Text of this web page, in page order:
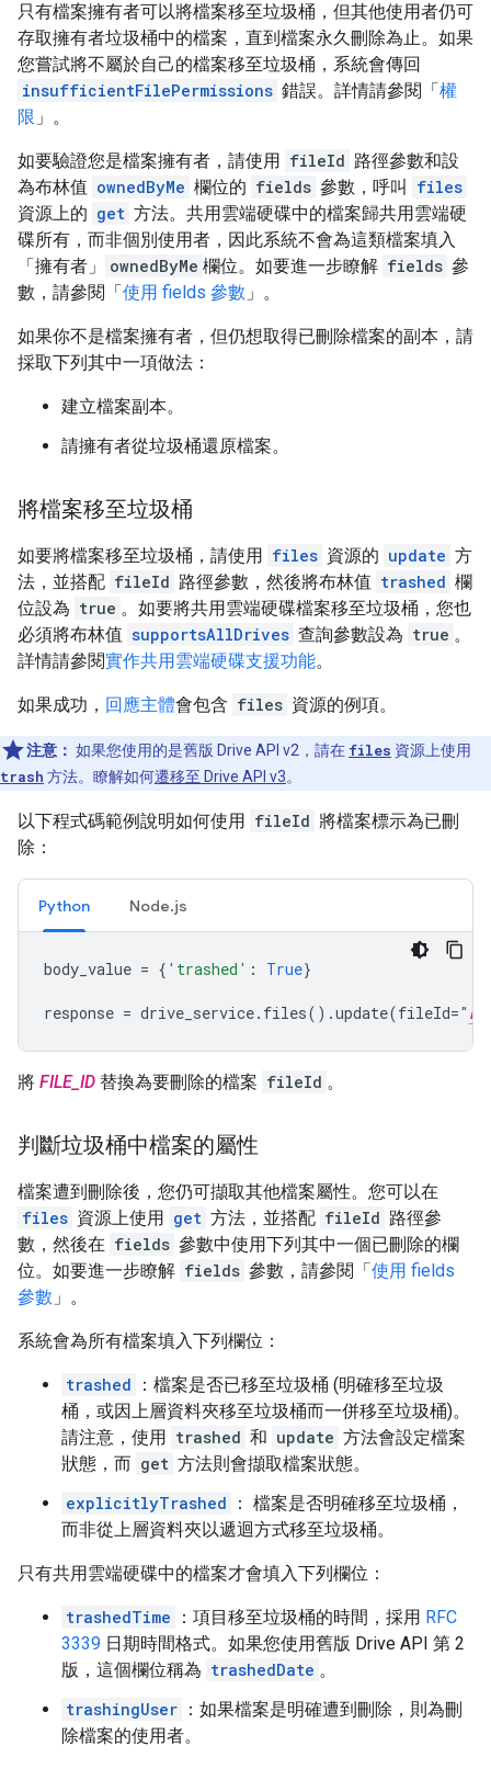
只有檔案擁有者可以將檔案移至垃圾桶，但其他使用者仍可
存取擁有者垃圾桶中的檔案，直到檔案永久刪除為止。如果
您嘗試將不屬於自己的檔案移至垃圾桶，系統會傳回
insufficientFilePermissions 錯誤。詳情請參閱「權
限 」。
如要驗證您是檔案擁有者，請使用 fileId 路徑參數和設
為布林值 ownedByMe 欄位的 fields 參數，呼叫
files
資源上的 get 方法。共用雲端硬碟中的檔案歸共用雲端硬
碟所有，而非個別使用者，因此系統不會為這類檔案填入
「擁有者」
ownedByMe 欄位。如要進一步瞭解 fields 參
數，請參閱「使用 fields 參數 」。
如果你不是檔案擁有者，但仍想取得已刪除檔案的副本，請
採取下列其中一項做法：
建立檔案副本。
請擁有者從垃圾桶還原檔案。
將檔案移至垃圾桶
如要將檔案移至垃圾桶，請使用 files 資源的 update 方
法，並搭配 fileId 路徑參數，然後將布林值 trashed 欄
位設為 true 。如要將共用雲端硬碟檔案移至垃圾桶，您也
必須將布林值 supportsAllDrives 查詢參數設為 true 。
詳情請參閱實作共用雲端硬碟支援功能。
如果成功， 回應主體會包含 files 資源的例項。
注意： 如果您使用的是舊版 Drive API v2，請在 files 資源上使用
trash 方法。瞭解如何遷移至 Drive API v3。
以下程式碼範例說明如何使用 fileId 將檔案標示為已刪
除：
Python Node.js
body_value = { 'trashed' : True}
response = drive_service. files() .update(fileId="
將 FILE_ID 替換為要刪除的檔案 fileId 。
判斷垃圾桶中檔案的屬性
檔案遭到刪除後，您仍可擷取其他檔案屬性。您可以在
files 資源上使用 get 方法，並搭配 fileId 路徑參
數，然後在 fields 參數中使用下列其中一個已刪除的欄
位。如要進一步瞭解 fields 參數，請參閱「使用 fields
參數 」。
系統會為所有檔案填入下列欄位：
trashed
：檔案是否已移至垃圾桶 (明確移至垃圾
桶，或因上層資料夾移至垃圾桶而一併移至垃圾桶)。
請注意，使用 trashed 和 update 方法會設定檔案
狀態，而 get 方法則會擷取檔案狀態。
explicitlyTrashed
： 檔案是否明確移至垃圾桶，
而非從上層資料夾以遞迴方式移至垃圾桶。
只有共用雲端硬碟中的檔案才會填入下列欄位：
trashedTime ：項目移至垃圾桶的時間，採用 RFC
3339 日期時間格式。如果您使用舊版 Drive API 第 2
版，這個欄位稱為 trashedDate 。
trashingUser ：如果檔案是明確遭到刪除，則為刪
除檔案的使用者。